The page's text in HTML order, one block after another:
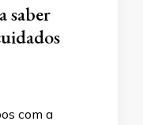
saber
com a